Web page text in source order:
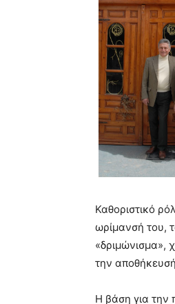
Καθοριστικό
ωρίμανσή του,
«δριμώνισμα»,
την
Η βάση για την